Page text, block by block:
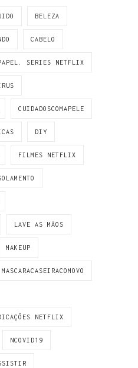
BELEZA
CABELO
SERIES NETFLIX
CUIDADOSCOMAPELE
DIY
FILMES NETFLIX
LAVE AS MÃOS
MAKEUP
MASCARACASEIRACOMOVO
NETFLIX
NCOVID19